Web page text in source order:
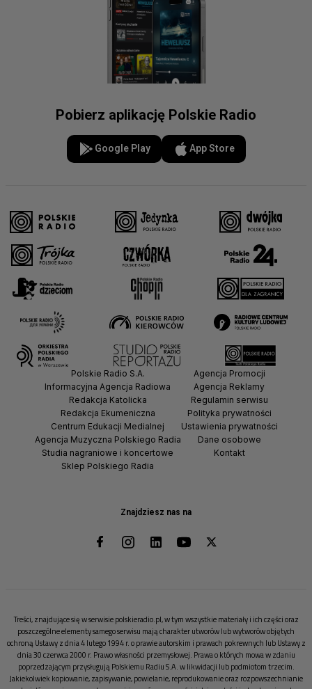
Pobierz aplikację Polskie Radio
Google Play App Store
Znajdziesz nas na
Polskie Radio S.A.
Informacyjna Agencja Radiowa
Redakcja Katolicka
Redakcja Ekumeniczna
Centrum Edukacji Medialnej
Agencja Muzyczna Polskiego Radia
Studia nagraniowe i koncertowe
Sklep Polskiego Radia
Agencja Promocji
Agencja Reklamy
Regulamin serwisu
Polityka prywatności
Ustawienia prywatności
Dane osobowe
Kontakt
Treści, znajdujące się w serwisie polskieradio.pl, w tym wszystkie materiały i ich części oraz
poszczególne elementy samego serwisu mają charakter utworów lub wytworów objętych
ochroną Ustawy z dnia 4 lutego 1994 r. o prawie autorskim i prawach pokrewnych lub Ustawy z
dnia 30 czerwca 2000 r. Prawo własności przemysłowej. Prawa o których mowa w zdaniu
poprzedzającym przysługują Polskiemu Radiu S.A. w likwidacji lub podmiotom trzecim.
Jakiekolwiek kopiowanie, zapisywanie, powielanie, reprodukowanie oraz rozpowszechnianie